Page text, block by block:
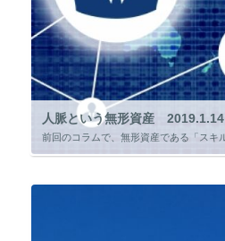
人脈という無形資産 2019.1.14